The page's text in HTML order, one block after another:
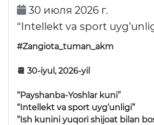
30 июля 2026 г.
“Intellekt va sport
#Zangiota_tuman_akm
📆 30-iyul, 2026-yil
“Payshanba-Yoshlar kuni”
“Intellekt va sport uyg’unligi”
“Ish kunini yuqori shijoat bilan